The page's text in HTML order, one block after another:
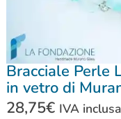
Bracciale Perle
in vetro di
28,75€ IVA inclusa